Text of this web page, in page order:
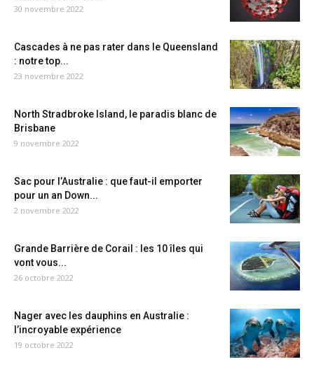
30 novembre 2022
Cascades à ne pas rater dans le Queensland
: notre top...
23 novembre 2022
North Stradbroke Island, le paradis blanc de
Brisbane
9 novembre 2022
Sac pour l’Australie : que faut-il emporter
pour un an Down...
2 novembre 2022
Grande Barrière de Corail : les 10 îles qui
vont vous...
26 octobre 2022
Nager avec les dauphins en Australie :
l’incroyable expérience
19 octobre 2022